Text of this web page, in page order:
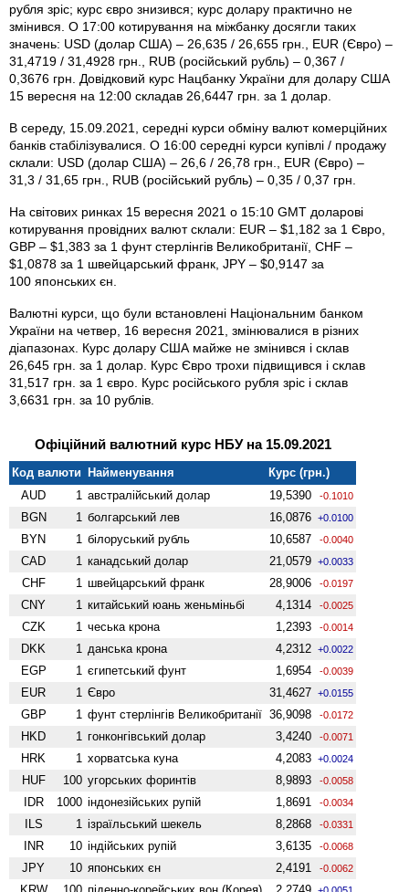
рубля зріс; курс євро знизився; курс долару практично не
змінився. О 17:00 котирування на міжбанку досягли таких
значень: USD (долар США) – 26,635 / 26,655 грн., EUR (Євро) –
31,4719 / 31,4928 грн., RUB (російський рубль) – 0,367 /
0,3676 грн. Довідковий курс Нацбанку України для долару США
15 вересня на 12:00 складав 26,6447 грн. за 1 долар.
В середу, 15.09.2021, середні курси обміну валют комерційних
банків стабілізувалися. О 16:00 середні курси купівлі / продажу
склали: USD (долар США) – 26,6 / 26,78 грн., EUR (Євро) –
31,3 / 31,65 грн., RUB (російський рубль) – 0,35 / 0,37 грн.
На світових ринках 15 вересня 2021 о 15:10 GMT доларові
котирування провідних валют склали: EUR – $1,182 за 1 Євро,
GBP – $1,383 за 1 фунт стерлінгів Велико­британії, CHF –
$1,0878 за 1 швейцарський франк, JPY – $0,9147 за
100 японських єн.
Валютні курси, що були встановлені Національним банком
України на четвер, 16 вересня 2021, змінювалися в різних
діапазонах. Курс долару США майже не змінився і склав
26,645 грн. за 1 долар. Курс Євро трохи підвищився і склав
31,517 грн. за 1 євро. Курс російського рубля зріс і склав
3,6631 грн. за 10 рублів.
Офіційний валютний курс НБУ на 15.09.2021
Код валюти Найменування
Курс (грн.)
AUD
1 австралійський долар 19,5390 -0.1010
BGN 1 болгарський лев 16,0876 +0.0100
BYN 1 білоруський рубль 10,6587 -0.0040
CAD 1 канадський долар 21,0579 +0.0033
CHF 1 швейцарський франк 28,9006 -0.0197
CNY 1 китайський юань женьмiньбi 4,1314 -0.0025
CZK 1 чеська крона 1,2393 -0.0014
DKK 1 данська крона 4,2312 +0.0022
EGP 1 єгипетський фунт 1,6954 -0.0039
EUR 1 Євро 31,4627 +0.0155
GBP 1 фунт стерлінгів Велико­британії 36,9098 -0.0172
HKD 1 гонконгівський долар 3,4240 -0.0071
HRK 1 хорватська куна 4,2083 +0.0024
HUF 100 угорських форинтів 8,9893 -0.0058
IDR 1000 індонезійських рупій 1,8691 -0.0034
ILS 1 ізраїльський шекель 8,2868 -0.0331
INR 10 індійських рупій 3,6135 -0.0068
JPY 10 японських єн 2,4191 -0.0062
+0.0051